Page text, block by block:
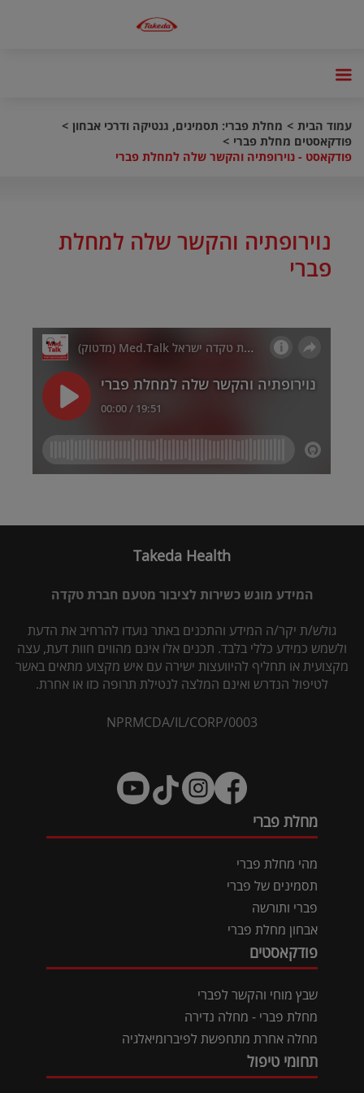
עמוד הבית
מחלת פברי: תסמינים, גנטיקה ודרכי אבחון
פודקאסטים מחלת פברי
פודקאסט - נוירופתיה והקשר שלה למחלת פברי
נוירופתיה והקשר שלה למחלת
פברי
Takeda Health
המידע מוגש כשירות לציבור מטעם חברת טקדה
גולש/ת יקר/ה המידע והתכנים באתר נועדו להרחיב את הדעת
ולשמש כמידע כללי בלבד. תכנים אלו אינם מהווים חוות דעת, עצה
מקצועית או תחליף להיוועצות ישירה עם איש מקצוע מתאים באשר
לטיפול הנדרש ואינם המלצה לנטילת תרופה כזו או אחרת.
NPRMCDA/IL/CORP/0003
מחלת פברי
מהי מחלת פברי
תסמינים של פברי
פברי ותורשה
אבחון מחלת פברי
פודקאסטים
שבץ מוחי והקשר לפברי
מחלת פברי - מחלה נדירה
מחלה אחרת מתחפשת לפיברומיאלגיה
תחומי טיפול